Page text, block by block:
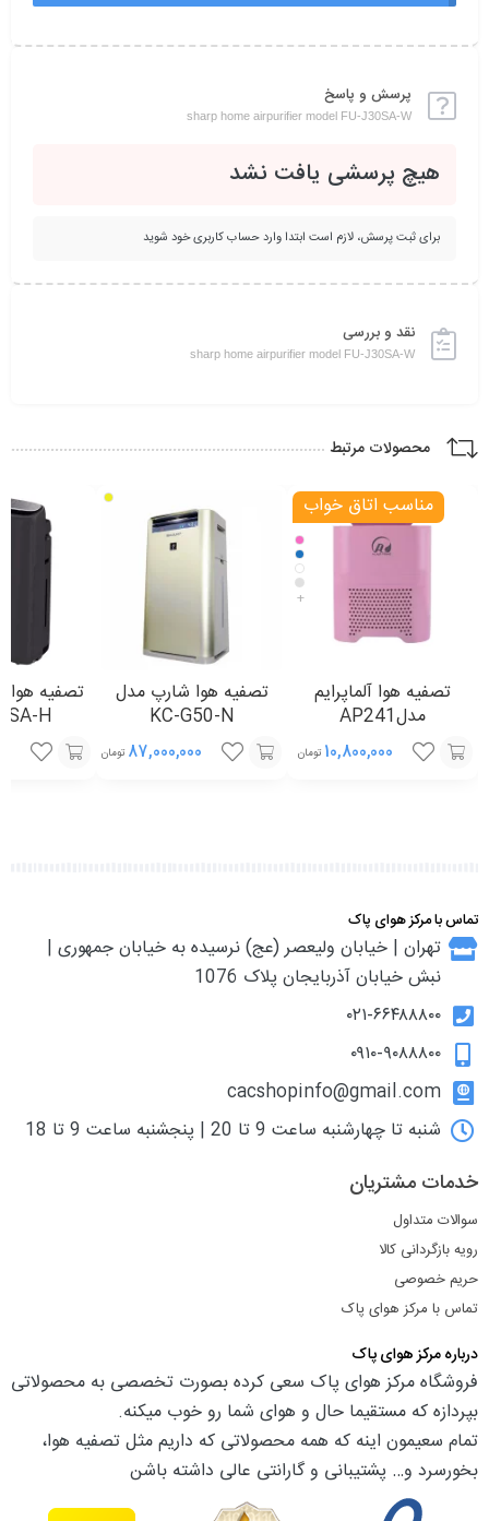
پرسش و پاسخ
sharp home airpurifier model FU-J30SA-W
هیچ پرسشی یافت نشد
برای ثبت پرسش، لازم است ابتدا وارد حساب کاربری خود شوید
نقد و بررسی
sharp home airpurifier model FU-J30SA-W
محصولات مرتبط
مناسب اتاق خواب
+
تصفیه هوا آلماپرایم
مدلAP241
10,800,000 تومان
تصفیه هوا شارپ مدل
KC-G50-N
87,000,000 تومان
تصفیه
H
تماس با مرکز هوای پاک
تهران | خیابان ولیعصر (عج) نرسیده به خیابان جمهوری |
نبش خیابان آذربایجان پلاک 1076
۰۲۱-۶۶۴۸۸۸۰۰
۰۹۱۰-۹۰۸۸۸۰۰
cacshopinfo@gmail.com
شنبه تا چهارشنبه ساعت 9 تا 20 | پنجشنبه ساعت 9 تا 18
خدمات مشتریان
سوالات متداول
رویه بازگردانی کالا
حریم خصوصی
تماس با مرکز هوای پاک
درباره مرکز هوای پاک
فروشگاه مرکز هوای پاک سعی کرده بصورت تخصصی به محصولاتی
بپردازه که مستقیما حال و هوای شما رو خوب میکنه.
تمام سعیمون اینه که همه محصولاتی که داریم مثل تصفیه هوا،
بخورسرد و… پشتیبانی و گارانتی عالی داشته باشن